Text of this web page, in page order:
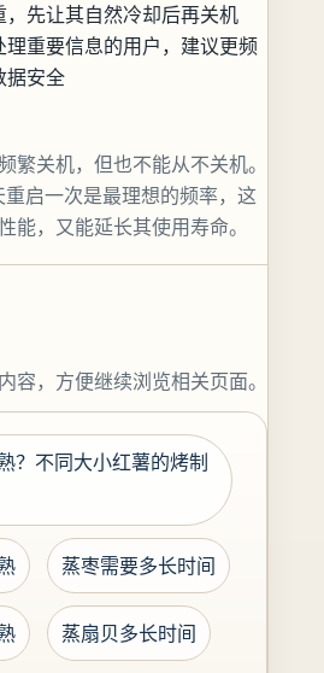
先让其自然冷却后再关机
理重要信息的用户，建议更频
据安全
繁关机，但也不能从不关机。
启一次是最理想的频率，这
能，又能延长其使用寿命。
容，方便继续浏览相关页面。
？不同大小红薯的烤制
蒸枣需要多长时间
蒸扇贝多长时间